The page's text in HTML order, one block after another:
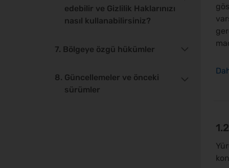
edebilir ve Gizlilik Haklarınızı
nasıl kullanabilirsiniz?
7. Bölgeye özgü hükümler
8. Güncellemeler ve önceki
sürümler